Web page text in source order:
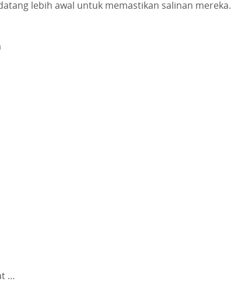
lebih awal untuk memastikan salinan mereka.
…